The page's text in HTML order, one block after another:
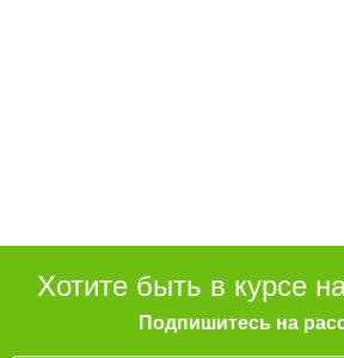
Хотите быть в курсе
Подпишитесь на